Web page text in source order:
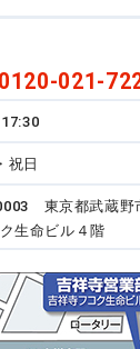
0120-021-
祝日
東京都武蔵野
生命ビル４階